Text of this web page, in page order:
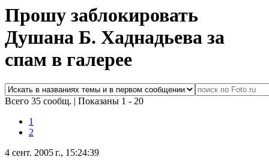
Прошу заблокировать
Душана Б. Хаднадьева за
спам в галерее
Всего 35 сообщ. | Показаны 1 - 20
1
2
4 сент. 2005 г., 15:24:39